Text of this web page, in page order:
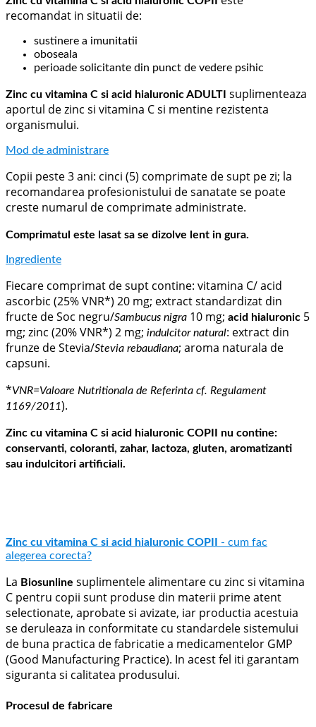
recomandat in situatii de:
sustinere a imunitatii
oboseala
perioade solicitante din punct de vedere psihic
Zinc cu vitamina C si acid hialuronic ADULTI suplimenteaza
aportul de zinc si vitamina C si mentine rezistenta
organismului.
Mod de administrare
Copii peste 3 ani: cinci (5) comprimate de supt pe zi; la
recomandarea profesionistului de sanatate se poate
creste numarul de comprimate administrate.
Comprimatul este lasat sa se dizolve lent in gura.
Ingrediente
Fiecare comprimat de supt contine: vitamina C/ acid
ascorbic (25% VNR*) 20 mg; extract standardizat din
fructe de Soc negru/Sambucus nigra 10 mg; acid hialuronic 5
mg; zinc (20% VNR*) 2 mg; indulcitor natural: extract din
frunze de Stevia/Stevia rebaudiana; aroma naturala de
capsuni.
*VNR=Valoare Nutritionala de Referinta cf. Regulament
1169/2011).
Zinc cu vitamina C si acid hialuronic COPII nu contine:
conservanti, coloranti, zahar, lactoza, gluten, aromatizanti
sau indulcitori artificiali.
Zinc cu vitamina C si acid hialuronic COPII
- cum fac
alegerea corecta?
La Biosunline suplimentele alimentare cu zinc si vitamina
C pentru copii sunt produse din materii prime atent
selectionate, aprobate si avizate, iar productia acestuia
se deruleaza in conformitate cu standardele sistemului
de buna practica de fabricatie a medicamentelor GMP
(Good Manufacturing Practice). In acest fel iti garantam
siguranta si calitatea produsului.
Procesul de fabricare